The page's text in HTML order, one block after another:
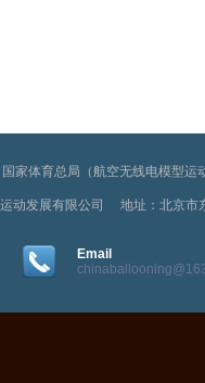
国家体育总局（航空无线电模型运
动发展有限公司 地址：北京
Email